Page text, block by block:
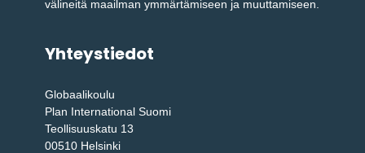
välineitä maailman ymmärtämiseen ja muuttamiseen.
Yhteystiedot
Globaalikoulu
Plan International Suomi
Teollisuuskatu 13
00510 Helsinki